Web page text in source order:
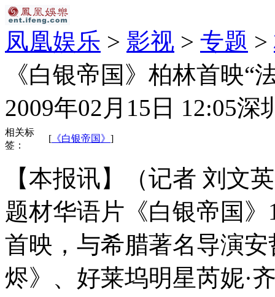
凤凰娱乐 > 影视 > 专题 >
《白银帝国》柏林首映“
2009年02月15日 12:05深
相关标
签：
[ 《白银帝国》 ]
【本报讯】（记者 刘文
题材华语片《白银帝国
首映，与希腊著名导演
烬》、好莱坞明星芮妮·